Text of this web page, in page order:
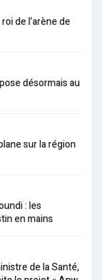
de l’arène de
désormais au
sur la région
: les
en mains
de la Santé,